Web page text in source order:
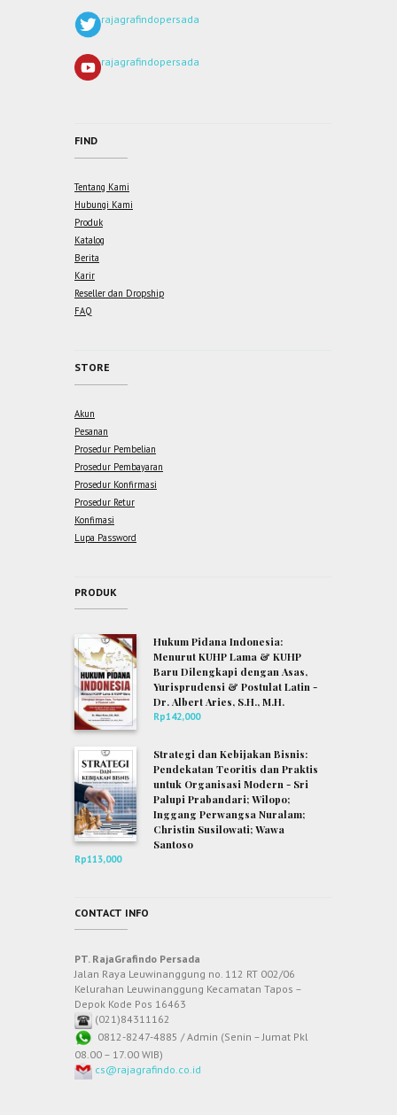
rajagrafindopersada
rajagrafindopersada
FIND
Tentang Kami
Hubungi Kami
Produk
Katalog
Berita
Karir
Reseller dan Dropship
FAQ
STORE
Akun
Pesanan
Prosedur Pembelian
Prosedur Pembayaran
Prosedur Konfirmasi
Prosedur Retur
Konfimasi
Lupa Password
PRODUK
Hukum Pidana Indonesia:
Menurut KUHP Lama & KUHP
Baru Dilengkapi dengan Asas,
Yurisprudensi & Postulat Latin -
Dr. Albert Aries, S.H., M.H.
Rp142,000
Strategi dan Kebijakan Bisnis:
Pendekatan Teoritis dan Praktis
untuk Organisasi Modern - Sri
Palupi Prabandari; Wilopo;
Inggang Perwangsa Nuralam;
Christin Susilowati; Wawa
Santoso
Rp113,000
CONTACT INFO
PT. RajaGrafindo Persada
Jalan Raya Leuwinanggung no. 112 RT 002/06
Kelurahan Leuwinanggung Kecamatan Tapos –
Depok Kode Pos 16463
(021)84311162
0812-8247-4885 / Admin (Senin – Jumat Pkl
08.00 – 17.00 WIB)
cs@rajagrafindo.co.id